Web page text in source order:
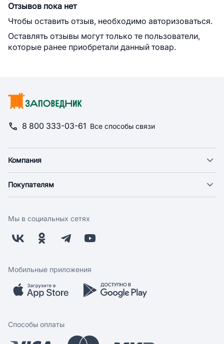
Отзывов пока нет
Чтобы оставить отзыв, необходимо авторизоваться.
Оставлять отзывы могут только те пользователи,
которые ранее приобретали данный товар.
8 800 333-03-61 Все способы связи
Компания
Новости
Поставщикам
Заводчикам
Обратная связь
Покупателям
Оплата
Бонусная программа
Скидки и акции
Мобильное приложение
Мы в социальных сетях
Мобильные приложения
Способы оплаты